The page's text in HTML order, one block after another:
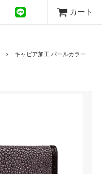
カート
キャビア加工 パールカラー
国旗シリーズ